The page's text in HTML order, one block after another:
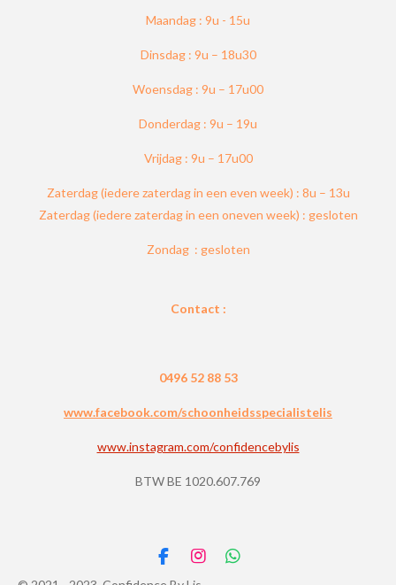
Maandag : 9u - 15u
Dinsdag : 9u – 18u30
Woensdag : 9u – 17u00
Donderdag : 9u – 19u
Vrijdag : 9u – 17u00
Zaterdag (iedere zaterdag in een even week) : 8u – 13u
Zaterdag (iedere zaterdag in een oneven week) : gesloten
Zondag : gesloten
Contact :
0496 52 88 53
www.facebook.com/schoonheidsspecialistelis
www.instagram.com/confidencebylis
BTW BE 1020.607.769
F
I
W